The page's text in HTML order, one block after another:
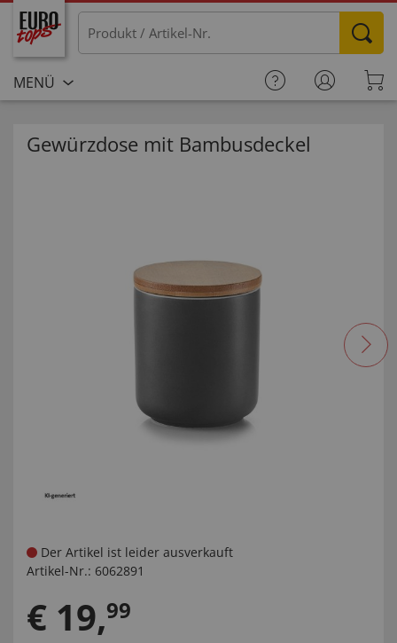
MENÜ
Gewürzdose mit Bambusdeckel
Der Artikel ist leider ausverkauft
Artikel-Nr.: 6062891
€ 19,99